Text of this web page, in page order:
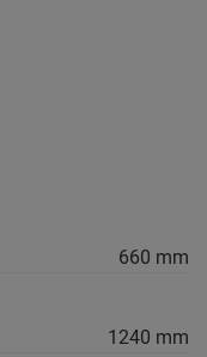
660 mm
1240 mm